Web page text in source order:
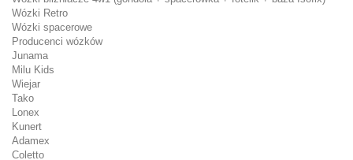
Wózki Retro
Wózki spacerowe
Producenci wózków
Junama
Milu Kids
Wiejar
Tako
Lonex
Kunert
Adamex
Coletto